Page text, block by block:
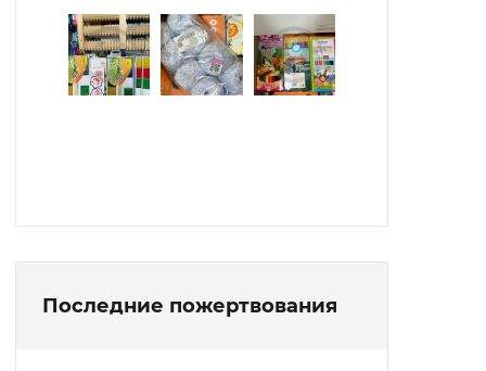
Последние пожертвования